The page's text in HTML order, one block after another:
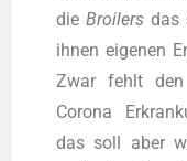
dieBroi­lers das
ihnen eige­nen
Zwar fehlt den
Coro­na
das soll aber